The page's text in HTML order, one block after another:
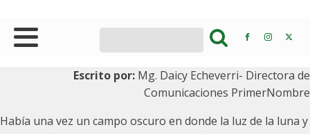
Escrito por: Mg. Daicy Echeverri- Directora de
Comunicaciones PrimerNombre
Había una vez un campo oscuro en donde la luz de la luna y